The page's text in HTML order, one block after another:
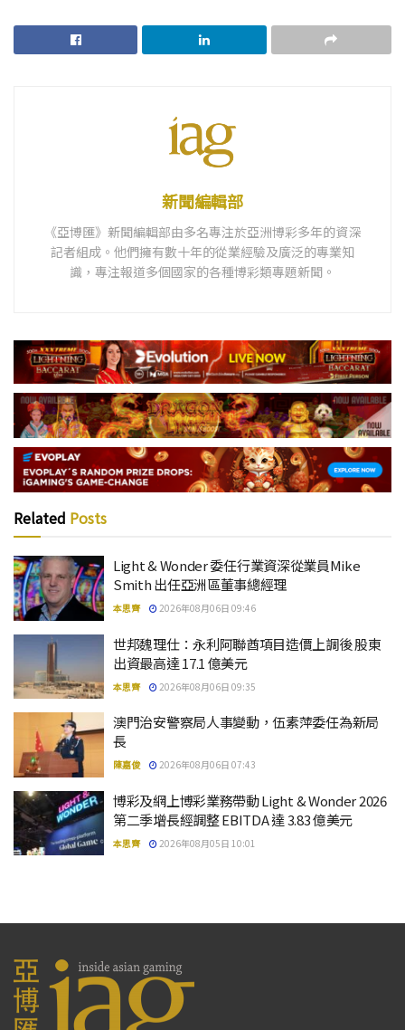
新聞編輯部
《亞博匯》新聞編輯部由多名專注於亞洲博彩多年的資深
記者組成。他們擁有數十年的從業經驗及廣泛的專業知
識，專注報道多個國家的各種博彩類專題新聞。
Related Posts
Light & Wonder 委任行業資深從業員Mike
Smith 出任亞洲區董事總經理
本思齊 2026年08月06日 09:46
世邦魏理仕：永利阿聯酋項目造價上調後 股東
出資最高達 17.1 億美元
本思齊 2026年08月06日 09:35
澳門治安警察局人事變動，伍素萍委任為新局
長
陳嘉俊 2026年08月06日 07:43
博彩及網上博彩業務帶動 Light & Wonder 2026
第二季增長經調整 EBITDA 達 3.83 億美元
本思齊 2026年08月05日 10:01